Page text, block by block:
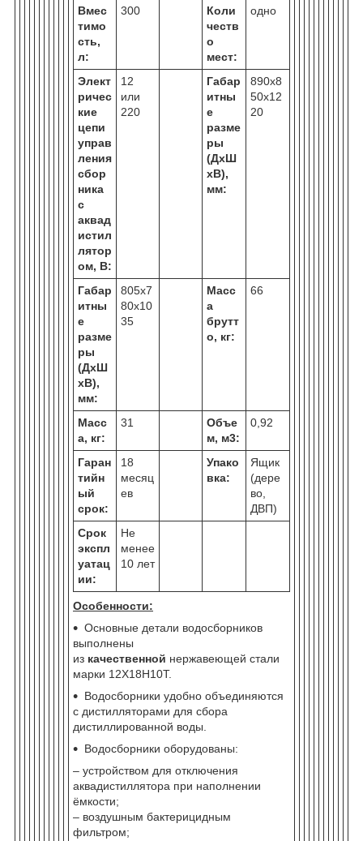
Вмес
тимо
сть,
л:
300
Коли
честв
о
мест:
одно
Элект
ричес
кие
цепи
управ
ления
сбор
ника
с
аквад
истил
лятор
ом, В:
12
или
220
Габар
итны
е
разме
ры
(ДхШ
хВ),
мм:
890х8
50х12
20
Габар
итны
е
разме
ры
(ДхШ
хВ),
мм:
805х7
80х10
35
Масс
а
брутт
о, кг:
66
Масс
а, кг:
31
Объе
м, м3:
0,92
Гаран
тийн
ый
срок:
18
месяц
ев
Упако
вка:
Ящик
(дере
во,
ДВП)
Срок
экспл
уатац
ии:
Не
менее
10 лет
Особенности:
Основные детали водосборников
выполнены
из качественной нержавеющей стали
марки 12Х18Н10Т.
Водосборники удобно объединяются
с дистилляторами для сбора
дистиллированной воды.
Водосборники оборудованы:
– устройством для отключения
аквадистиллятора при наполнении
ёмкости;
– воздушным бактерицидным
фильтром;